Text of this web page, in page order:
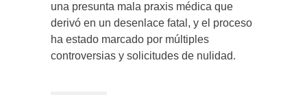
una presunta mala praxis médica que
derivó en un desenlace fatal, y el proceso
ha estado marcado por múltiples
controversias y solicitudes de nulidad.